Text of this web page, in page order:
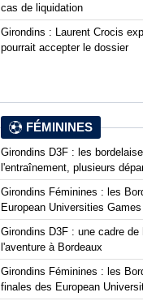
cas de liquidation
Girondins : Laurent Crocis
pourrait accepter le dossier
FÉMININES
Girondins D3F : les
l'entraînement, plusieurs
Girondins Féminines : les
European Universities Games
Girondins D3F : une cadre
l'aventure à Bordeaux
Girondins Féminines : les
finales des European